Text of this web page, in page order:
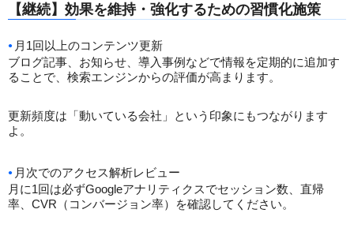
【継続】効果を維持・強化するための習慣化施策
月1回以上のコンテンツ更新
ブログ記事、お知らせ、導入事例などで情報を定期的に追加す
ることで、検索エンジンからの評価が高まります。
更新頻度は「動いている会社」という印象にもつながります
よ。
月次でのアクセス解析レビュー
月に1回は必ずGoogleアナリティクスでセッション数、直帰
率、CVR（コンバージョン率）を確認してください。